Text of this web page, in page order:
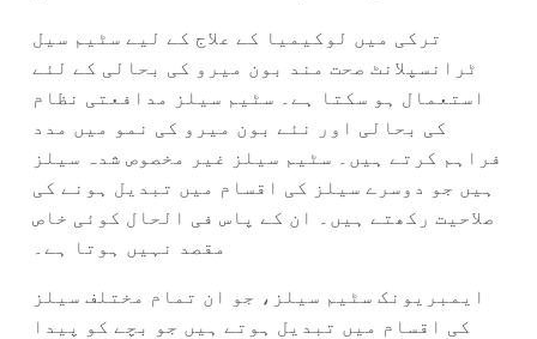
ترکی میں لوکیمیا کے علاج کے لیے سٹیم سیل
ٹرانسپلانٹ صحت مند بون میرو کی بحالی کے لئے
استعمال ہو سکتا ہے۔ سٹیم سیلز مدافعتی نظام
کی بحالی اور نئے بون میرو کی نمو میں مدد
فراہم کرتے ہیں۔ سٹیم سیلز غیر مخصوص شدہ سیلز
ہیں جو دوسرے سیلز کی اقسام میں تبدیل ہونے کی
صلاحیت رکھتے ہیں۔ ان کے پاس فی الحال کوئی خاص
مقصد نہیں ہوتا ہے۔
ایمبریونک سٹیم سیلز، جو ان تمام مختلف سیلز
کی اقسام میں تبدیل ہوتے ہیں جو بچے کو پیدا